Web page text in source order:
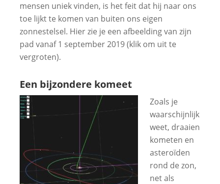
mensen uniek vinden, is het feit dat hij naar ons
toe lijkt te komen van buiten ons eigen
zonnestelsel. Hier zie je een afbeelding van zijn
pad vanaf 1 september 2019 (klik om uit te
vergroten).
Een bijzondere komeet
Zoals je
waarschijnlijk
weet, draaien
kometen en
asteroïden
rond de zon,
net als